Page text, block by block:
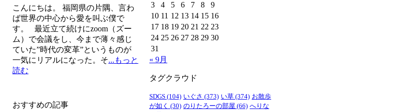
こんにちは。 福岡県の片隅、言わ
ば世界の中心から愛を叫ぶ僕で
す。 最近立て続けにzoom（ズー
ム）で会議をし、今まで薄々感じ
ていた”時代の変革”というものが
一気にリアルになった。そ...もっと
読む
3
4 5 6 7 8
9
10 11 12 13 14 15 16
17 18 19 20 21 22 23
24 25 26 27 28 29 30
31
« 9月
タグクラウド
SDGS (104) いぐさ (373) い草 (374) お散歩
が如く (30) のりたろーの部屋 (66) へりな
おすすめの記事